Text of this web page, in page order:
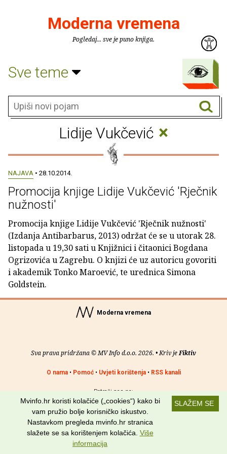
Moderna vremena
Pogledaj... sve je puno knjiga.
Sve teme
Lidije Vukčević ×
NAJAVA • 28.10.2014.
Promocija knjige Lidije Vukčević 'Rječnik
nužnosti'
Promocija knjige Lidije Vukčević 'Rječnik nužnosti'
(Izdanja Antibarbarus, 2013) održat će se u utorak 28.
listopada u 19,30 sati u Knjižnici i čitaonici Bogdana
Ogrizovića u Zagrebu. O knjizi će uz autoricu govoriti
i akademik Tonko Maroević, te urednica Simona
Goldstein.
Moderna vremena
Sva prava pridržana © MV Info d.o.o. 2026. • Kriv jeFiktiv
O nama• Pomoć• Uvjeti korištenja• RSS kanali
Potraži nas na:
SLAŽEM SE
Mvinfo.hr koristi kolačiće („cookies“) kako bi
vam pružio bolje korisničko iskustvo.
Nastavkom pregleda mvinfo.hr stranica
slažete se sa korištenjem kolačića. Više
informacija